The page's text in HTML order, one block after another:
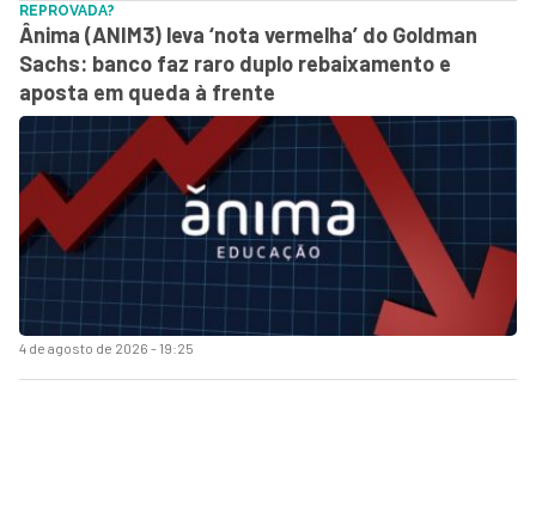
4 de agosto de 2026 - 19:25
REPROVADA?
Ânima (ANIM3) leva ‘nota vermelha’ do Goldman
Sachs: banco faz raro duplo rebaixamento e
aposta em queda à frente